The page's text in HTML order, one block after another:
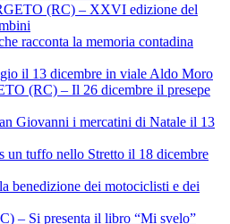
(RC) – XXVI edizione del
racconta la memoria contadina
il 13 dicembre in viale Aldo Moro
(RC) – Il 26 dicembre il presepe
Giovanni i mercatini di Natale il 13
un tuffo nello Stretto il 18 dicembre
benedizione dei motociclisti e dei
– Si presenta il libro “Mi svelo”